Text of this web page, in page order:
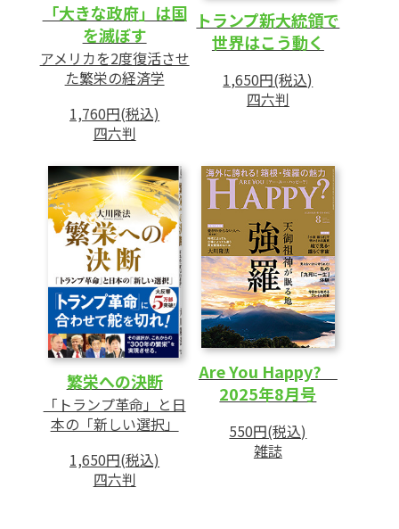
「大きな政府」は国
を滅ぼす
アメリカを2度復活させ
た繁栄の経済学
1,760円(税込)
四六判
トランプ新大統領で
世界はこう動く
1,650円(税込)
四六判
繁栄への決断
「トランプ革命」と日
本の「新しい選択」
1,650円(税込)
四六判
Are You Happy?
2025年8月号
550円(税込)
雑誌